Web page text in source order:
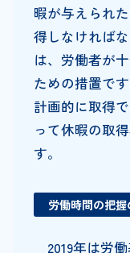
暇が与えられ
得しなければ
は、労働者が
ための措置で
計画的に取得
って休暇の取
す。
労働時間の把
2019年は労